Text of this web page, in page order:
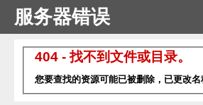
服务器错误
404 - 找不到文件或目录。
您要查找的资源可能已被删除，已更改名